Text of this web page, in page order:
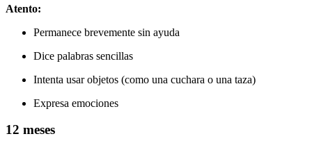
Atento:
Permanece brevemente sin ayuda
Dice palabras sencillas
Intenta usar objetos (como una cuchara o una taza)
Expresa emociones
12 meses